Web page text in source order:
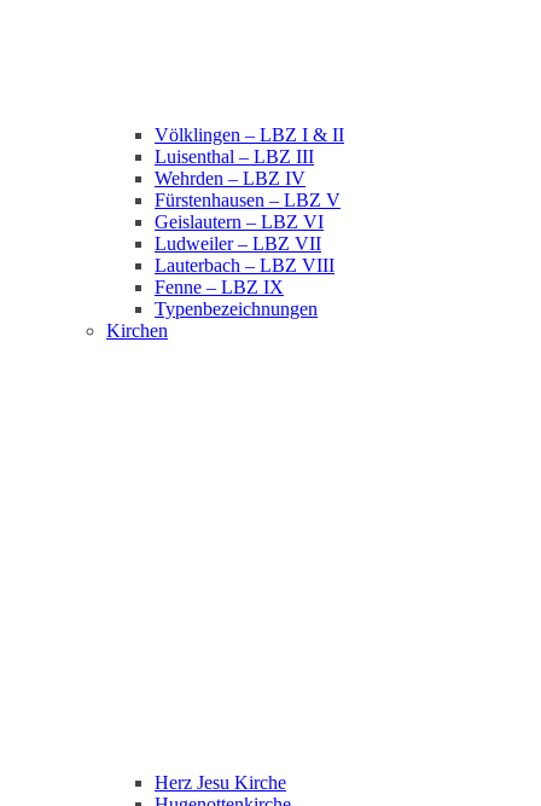
Völklingen – LBZ I & II
Luisenthal – LBZ III
Wehrden – LBZ IV
Fürstenhausen – LBZ V
Geislautern – LBZ VI
Ludweiler – LBZ VII
Lauterbach – LBZ VIII
Fenne – LBZ IX
Typenbezeichnungen
Kirchen
Herz Jesu Kirche